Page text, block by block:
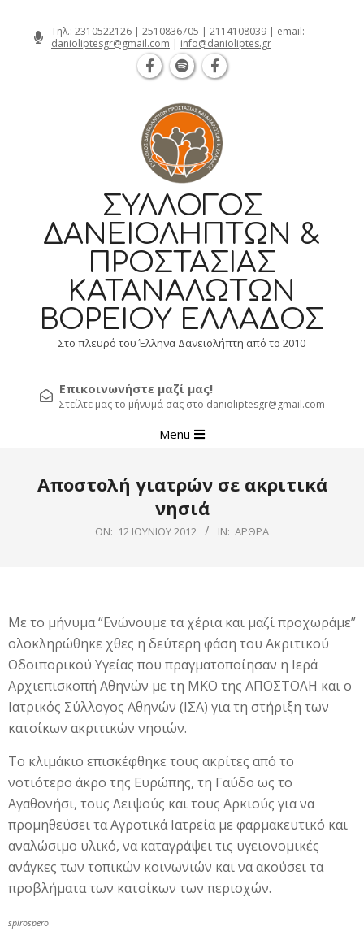
Τηλ.: 2310522126 | 2510836705 | 2114108039 | email:
danioliptesgr@gmail.com | info@danioliptes.gr
ΣΎΛΛΟΓΟΣ
ΔΑΝΕΙΟΛΗΠΤΏΝ &
ΠΡΟΣΤΑΣΊΑΣ
ΚΑΤΑΝΑΛΩΤΏΝ
ΒΟΡΕΊΟΥ ΕΛΛΆΔΟΣ
Στο πλευρό του Έλληνα Δανειολήπτη από το 2010
Επικοινωνήστε μαζί μας!
Στείλτε μας το μήνυμά σας στο danioliptesgr@gmail.com
Navigation
Menu
Αποστολή γιατρών σε ακριτικά
νησιά
ON: 12 ΙΟΥΝΊΟΥ 2012 IN: ΆΡΘΡΑ
Με το μήνυμα “Ενώνουμε τα χέρια και μαζί προχωράμε”
ολοκληρώθηκε χθες η δεύτερη φάση του Ακριτικού
Οδοιπορικού Υγείας που πραγματοποίησαν η Ιερά
Αρχιεπισκοπή Αθηνών με τη ΜΚΟ της ΑΠΟΣΤΟΛΗ και ο
Ιατρικός Σύλλογος Αθηνών (ΙΣΑ) για τη στήριξη των
κατοίκων ακριτικών νησιών.
Το κλιμάκιο επισκέφθηκε τους ακρίτες από το
νοτιότερο άκρο της Ευρώπης, τη Γαύδο ως το
Αγαθονήσι, τους Λειψούς και τους Αρκιούς για να
προμηθεύσει τα Αγροτικά Ιατρεία με φαρμακευτικό και
αναλώσιμο υλικό, να καταγράψει τις υγειονομικές
ανάγκες των τοπικών κοινωνιών και να ακούσει τα
προβλήματα των κατοίκων των περιοχών.
spirospero